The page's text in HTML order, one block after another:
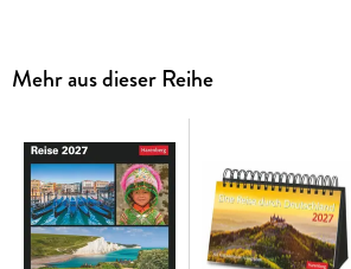
H
Mehr aus dieser Reihe